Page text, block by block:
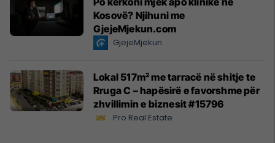
Kosovë? Njihuni me
GjejeMjekun.com
GjejeMjekun
Lokal 517m² me tarracë në shitje te
Rruga C – hapësirë e favorshme për
zhvillimin e biznesit #15796
Pro Real Estate